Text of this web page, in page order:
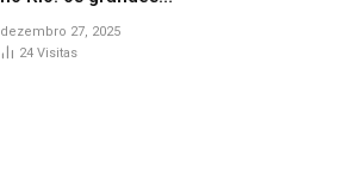
marcos da cultura em
2025
dezembro 27, 2025
24 Visitas